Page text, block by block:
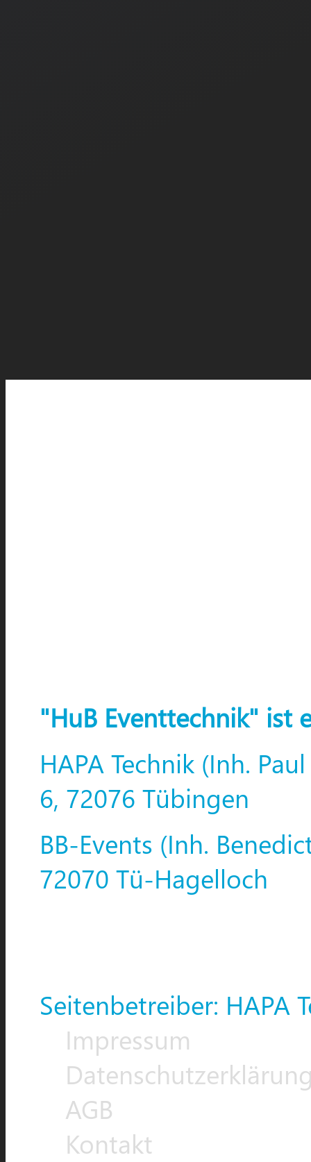
"HuB Eventtechnik" ist
HAPA Technik (Inh.
6, 72076 Tübingen
BB-Events (Inh.
72070 Tü-Hagelloch
Seitenbetreiber: HAPA
Impressum
AGB
Kontakt